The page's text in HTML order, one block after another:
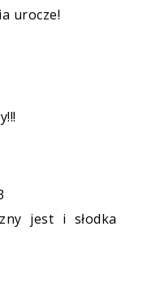
urocze!
jest i słodka